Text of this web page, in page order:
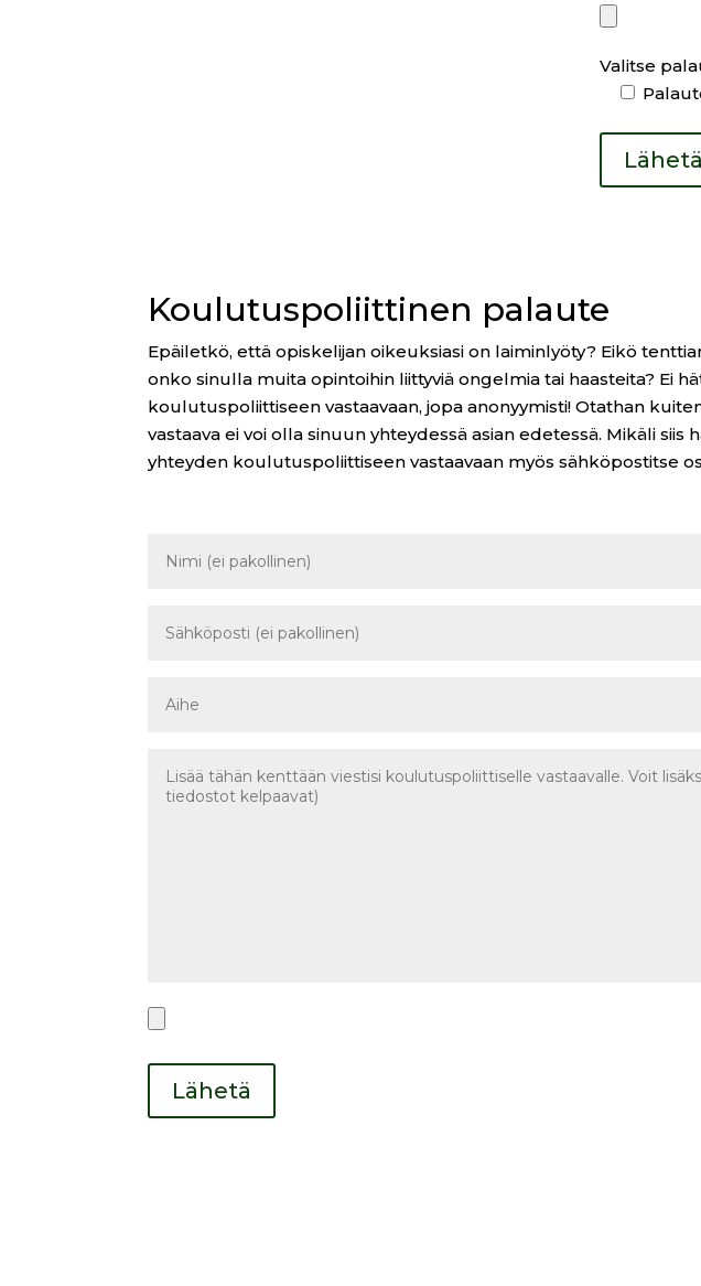
Valitse
Koulutuspoliittinen palaute
Epäiletkö, että opiskelijan oikeuksiasi on laiminlyöty? Eikö
onko sinulla muita opintoihin liittyviä ongelmia tai haasteita? Ei
koulutuspoliittiseen vastaavaan, jopa anonyymisti! Otathan
vastaava ei voi olla sinuun yhteydessä asian edetessä. Mikäli
yhteyden koulutuspoliittiseen vastaavaan myös sähköpostitse